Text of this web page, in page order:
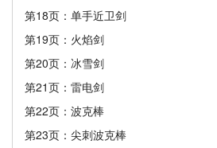
第18页：单手近卫剑
第19页：火焰剑
第20页：冰雪剑
第21页：雷电剑
第22页：波克棒
第23页：尖刺波克棒